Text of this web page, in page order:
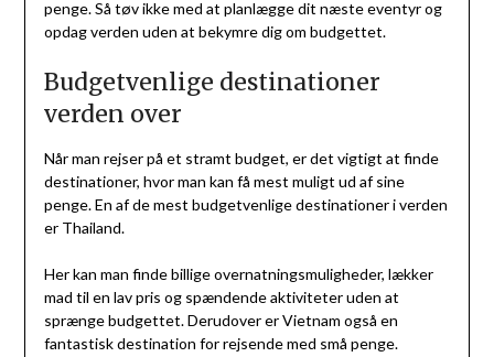
penge. Så tøv ikke med at planlægge dit næste eventyr og
opdag verden uden at bekymre dig om budgettet.
Budgetvenlige destinationer
verden over
Når man rejser på et stramt budget, er det vigtigt at finde
destinationer, hvor man kan få mest muligt ud af sine
penge. En af de mest budgetvenlige destinationer i verden
er Thailand.
Her kan man finde billige overnatningsmuligheder, lækker
mad til en lav pris og spændende aktiviteter uden at
sprænge budgettet. Derudover er Vietnam også en
fantastisk destination for rejsende med små penge.